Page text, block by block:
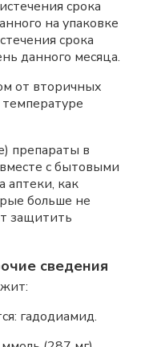
срока
на упаковке
срока
данного месяца.
от вторичных
препараты в
с бытовыми
аптеки, как
больше не
защитить
сведения
гадодиамид.